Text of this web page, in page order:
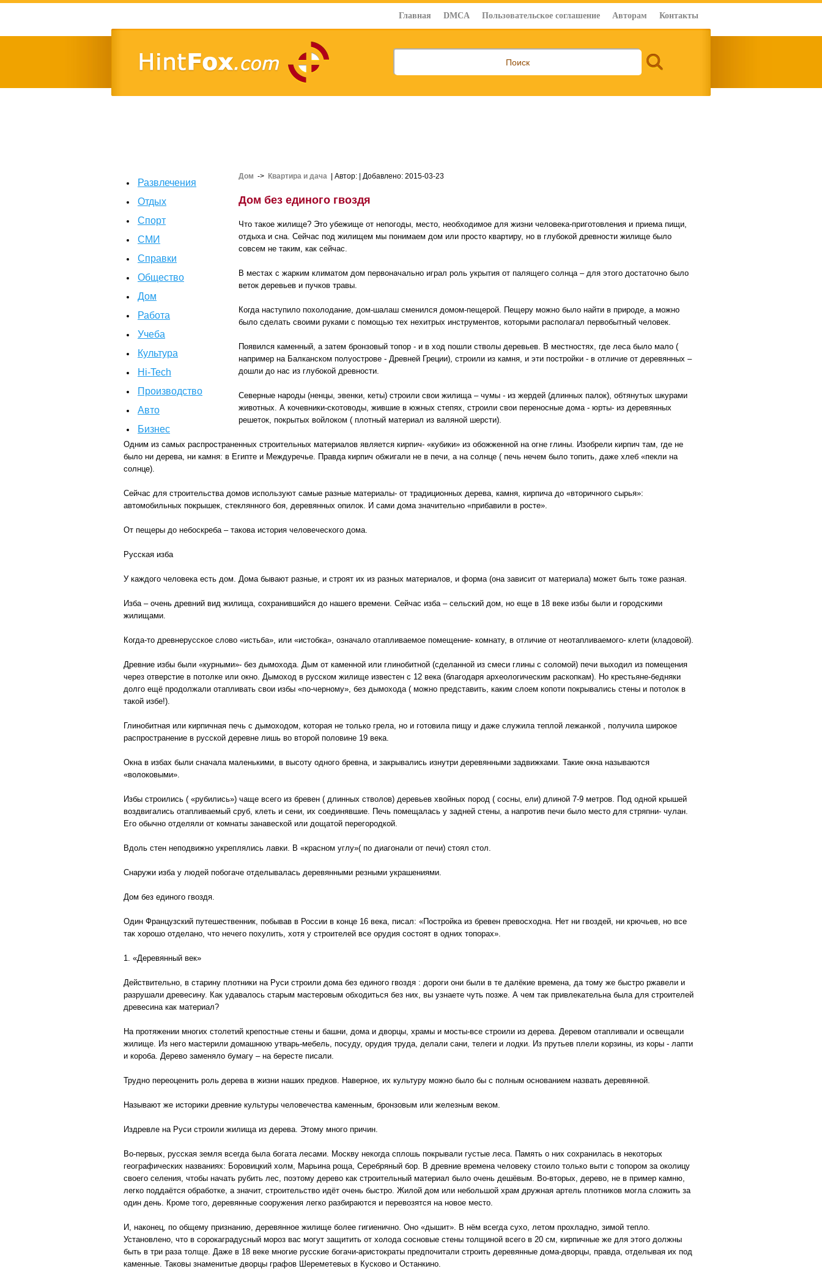
Главная DMCA Пользовательское соглашение Авторам Контакты
Развлечения
Отдых
Спорт
СМИ
Справки
Общество
Дом
Работа
Учеба
Культура
Hi-Tech
Производство
Авто
Бизнес
Дом -> Квартира и дача | Автор: | Добавлено: 2015-03-23
Дом без единого гвоздя
Что такое жилище? Это убежище от непогоды, место, необходимое для жизни человека-приготовления и приема пищи,
отдыха и сна. Сейчас под жилищем мы понимаем дом или просто квартиру, но в глубокой древности жилище было
совсем не таким, как сейчас.
В местах с жарким климатом дом первоначально играл роль укрытия от палящего солнца – для этого достаточно было
веток деревьев и пучков травы.
Когда наступило похолодание, дом-шалаш сменился домом-пещерой. Пещеру можно было найти в природе, а можно
было сделать своими руками с помощью тех нехитрых инструментов, которыми располагал первобытный человек.
Появился каменный, а затем бронзовый топор - и в ход пошли стволы деревьев. В местностях, где леса было мало (
например на Балканском полуострове - Древней Греции), строили из камня, и эти постройки - в отличие от деревянных –
дошли до нас из глубокой древности.
Северные народы (ненцы, эвенки, кеты) строили свои жилища – чумы - из жердей (длинных палок), обтянутых шкурами
животных. А кочевники-скотоводы, жившие в южных степях, строили свои переносные дома - юрты- из деревянных
решеток, покрытых войлоком ( плотный материал из валяной шерсти).
Одним из самых распространенных строительных материалов является кирпич- «кубики» из обожженной на огне глины. Изобрели кирпич там, где не
было ни дерева, ни камня: в Египте и Междуречье. Правда кирпич обжигали не в печи, а на солнце ( печь нечем было топить, даже хлеб «пекли на
солнце).
Сейчас для строительства домов используют самые разные материалы- от традиционных дерева, камня, кирпича до «вторичного сырья»:
автомобильных покрышек, стеклянного боя, деревянных опилок. И сами дома значительно «прибавили в росте».
От пещеры до небоскреба – такова история человеческого дома.
Русская изба
У каждого человека есть дом. Дома бывают разные, и строят их из разных материалов, и форма (она зависит от материала) может быть тоже разная.
Изба – очень древний вид жилища, сохранившийся до нашего времени. Сейчас изба – сельский дом, но еще в 18 веке избы были и городскими
жилищами.
Когда-то древнерусское слово «истьба», или «истобка», означало отапливаемое помещение- комнату, в отличие от неотапливаемого- клети (кладовой).
Древние избы были «курными»- без дымохода. Дым от каменной или глинобитной (сделанной из смеси глины с соломой) печи выходил из помещения
через отверстие в потолке или окно. Дымоход в русском жилище известен с 12 века (благодаря археологическим раскопкам). Но крестьяне-бедняки
долго ещё продолжали отапливать свои избы «по-черному», без дымохода ( можно представить, каким слоем копоти покрывались стены и потолок в
такой избе!).
Глинобитная или кирпичная печь с дымоходом, которая не только грела, но и готовила пищу и даже служила теплой лежанкой , получила широкое
распространение в русской деревне лишь во второй половине 19 века.
Окна в избах были сначала маленькими, в высоту одного бревна, и закрывались изнутри деревянными задвижками. Такие окна называются
«волоковыми».
Избы строились ( «рубились») чаще всего из бревен ( длинных стволов) деревьев хвойных пород ( сосны, ели) длиной 7-9 метров. Под одной крышей
воздвигались отапливаемый сруб, клеть и сени, их соединявшие. Печь помещалась у задней стены, а напротив печи было место для стряпни- чулан.
Его обычно отделяли от комнаты занавеской или дощатой перегородкой.
Вдоль стен неподвижно укреплялись лавки. В «красном углу»( по диагонали от печи) стоял стол.
Снаружи изба у людей побогаче отделывалась деревянными резными украшениями.
Дом без единого гвоздя.
Один Французский путешественник, побывав в России в конце 16 века, писал: «Постройка из бревен превосходна. Нет ни гвоздей, ни крючьев, но все
так хорошо отделано, что нечего похулить, хотя у строителей все орудия состоят в одних топорах».
1. «Деревянный век»
Действительно, в старину плотники на Руси строили дома без единого гвоздя : дороги они были в те далёкие времена, да тому же быстро ржавели и
разрушали древесину. Как удавалось старым мастеровым обходиться без них, вы узнаете чуть позже. А чем так привлекательна была для строителей
древесина как материал?
На протяжении многих столетий крепостные стены и башни, дома и дворцы, храмы и мосты-все строили из дерева. Деревом отапливали и освещали
жилище. Из него мастерили домашнюю утварь-мебель, посуду, орудия труда, делали сани, телеги и лодки. Из прутьев плели корзины, из коры - лапти
и короба. Дерево заменяло бумагу – на бересте писали.
Трудно переоценить роль дерева в жизни наших предков. Наверное, их культуру можно было бы с полным основанием назвать деревянной.
Называют же историки древние культуры человечества каменным, бронзовым или железным веком.
Издревле на Руси строили жилища из дерева. Этому много причин.
Во-первых, русская земля всегда была богата лесами. Москву некогда сплошь покрывали густые леса. Память о них сохранилась в некоторых
географических названиях: Боровицкий холм, Марьина роща, Серебряный бор. В древние времена человеку стоило только выти с топором за околицу
своего селения, чтобы начать рубить лес, поэтому дерево как строительный материал было очень дешёвым. Во-вторых, дерево, не в пример камню,
легко поддаётся обработке, а значит, строительство идёт очень быстро. Жилой дом или небольшой храм дружная артель плотников могла сложить за
один день. Кроме того, деревянные сооружения легко разбираются и перевозятся на новое место.
И, наконец, по общему признанию, деревянное жилище более гигиенично. Оно «дышит». В нём всегда сухо, летом прохладно, зимой тепло.
Установлено, что в сорокаградусный мороз вас могут защитить от холода сосновые стены толщиной всего в 20 см, кирпичные же для этого должны
быть в три раза толще. Даже в 18 веке многие русские богачи-аристократы предпочитали строить деревянные дома-дворцы, правда, отделывая их под
каменные. Таковы знаменитые дворцы графов Шереметевых в Кусково и Останкино.